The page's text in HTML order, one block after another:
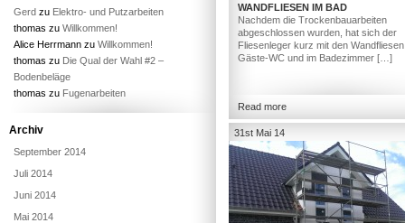
WANDFLIESEN IM BAD
Nachdem die Trockenbauarbeiten
abgeschlossen wurden, hat sich der
Fliesenleger kurz mit den
Gäste-WC und im Badezimmer […]
Read more
31st Mai 14
Gerd zu Elektro- und Putzarbeiten
thomas zu Willkommen!
Alice Herrmann zu Willkommen!
thomas zu Die Qual der Wahl #2 –
Bodenbeläge
thomas zu Fugenarbeiten
Archiv
September 2014
Juli 2014
Juni 2014
Mai 2014